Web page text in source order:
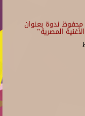
محفوظ ندوة بعنوان
المصرية"